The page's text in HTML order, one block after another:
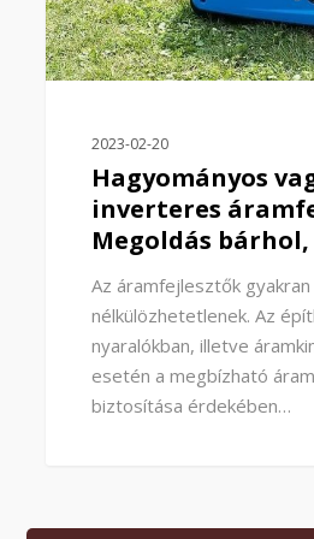
2023-02-20
Hagyományos
inverteres
Megoldás
Az áramfejlesztők gyakran
nélkülözhetetlenek. Az
nyaralókban, illetve
esetén a megbízható
biztosítása érdekében…